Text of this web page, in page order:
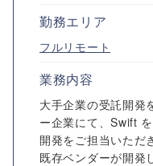
勤務エリア
フルリモート
業務内容
大手企業の受託開発
ー企業にて、Swift
開発をご担当いただ
既存ベンダーが開発